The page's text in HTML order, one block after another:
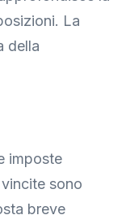
La
della
imposte
sono
breve